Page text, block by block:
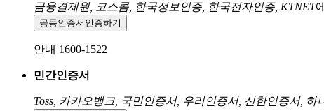
금융결제원, 코스콤, 한국정보인증, 한국전자인증, KTNET
공동인증서 인증하기
안내 1600-1522
민간인증서
Toss, 카카오뱅크, 국민인증서, 우리인증서, 신한인증서, 하